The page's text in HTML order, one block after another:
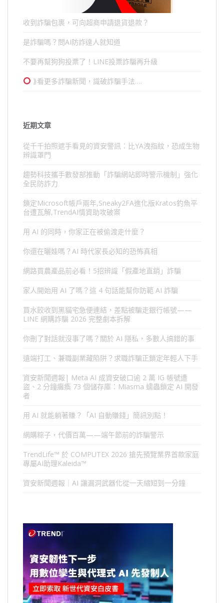
收到詐騙包裹，可向超商申請退貨退款？
是詐騙嗎？問AI防詐達人就知道
不要再幫狗狗投票了！LINE投票詐騙再升級
⟫看更多詐騙新聞，識破詐騙手法….
近期文章
從千千拍照遮手看見的資安警訊：比YA洩指紋，恐成生物
辨識罩門
趨勢科技攜手數發部推動「詐騙網站即時警示機制」強化
全民防詐力
鎖定Microsoft帳戶兩年,Sneaky2FA進化版Kratos釣魚平
台遭瓦解,TrendAI情資助攻破案
用 AI 的同時，你家正在被偷渡走什麼？
你還在曬娃嗎？AI 時代家長必知的恐怖真相
網路買農產品前必看！5招辨識「假產地直銷」詐騙
家人開始用 AI 了嗎？這 4 句話能幫你防範 AI 詐騙
買水餃收到黑貓宅急便連結，差點被騙走銀行帳號——
LINE 網購詐騙 2026 完整劇本拆解
你刪了對話就沒事了嗎？關於 AI 隱私，多數人搞錯的事
遠端打工、兼職副業藏陷阱？求職詐騙正鎖定年輕人下手
資安新聞週報| Meta AI 成資安破口逾 2 萬 IG 帳號遭
盜、2 分鐘癱瘓 73 個儲存庫：Miasma 蠕蟲鎖定 AI 開發
者
用 AI 就能躺著賺？「AI 自動賺錢」簡訊別點！
網購粽子，代價百萬——端午節前的詐騙警示
TrendLife™ 於 COMPUTEX 2026 搶先預覽業界首款家庭
專屬AI助理Kaleida™
資安新聞週報｜AI 讓漏洞武器化從一天縮短到一分鐘